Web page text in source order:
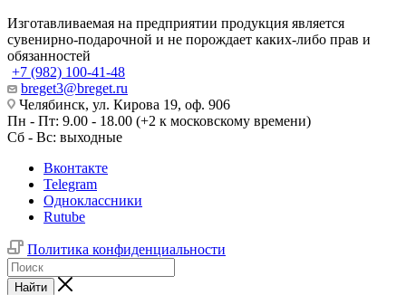
Изготавливаемая на предприятии продукция является
сувенирно-подарочной и не порождает каких-либо прав и
обязанностей
+7 (982) 100-41-48
breget3@breget.ru
Челябинск, ул. Кирова 19, оф. 906
Пн - Пт: 9.00 - 18.00 (+2 к московскому времени)
Сб - Вс: выходные
Вконтакте
Telegram
Одноклассники
Rutube
Политика конфиденциальности
Найти